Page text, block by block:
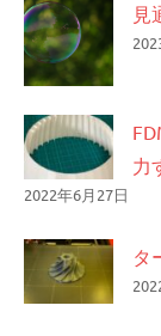
見
力
2022年6月27日
タ